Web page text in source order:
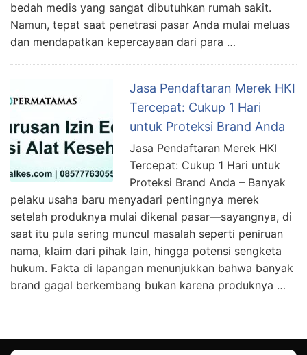
bedah medis yang sangat dibutuhkan rumah sakit.
Namun, tepat saat penetrasi pasar Anda mulai meluas
dan mendapatkan kepercayaan dari para …
Jasa Pendaftaran Merek HKI
Tercepat: Cukup 1 Hari
untuk Proteksi Brand Anda
Jasa Pendaftaran Merek HKI
Tercepat: Cukup 1 Hari untuk
Proteksi Brand Anda – Banyak
pelaku usaha baru menyadari pentingnya merek
setelah produknya mulai dikenal pasar—sayangnya, di
saat itu pula sering muncul masalah seperti peniruan
nama, klaim dari pihak lain, hingga potensi sengketa
hukum. Fakta di lapangan menunjukkan bahwa banyak
brand gagal berkembang bukan karena produknya …